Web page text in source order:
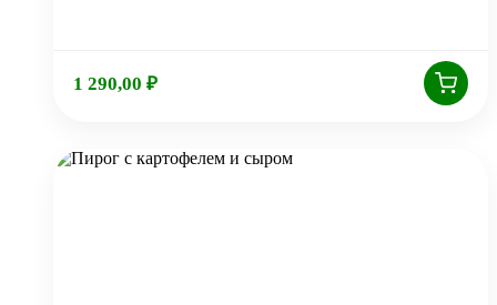
1 290,00 ₽